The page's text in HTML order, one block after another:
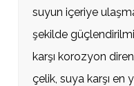
suyun içeriye
şekilde
karşı korozyon
çelik, suya karşı